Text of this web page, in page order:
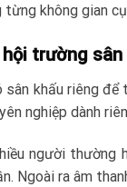
không gian
trường sân
khấu riêng để
nghiệp dành
người
Ngoài ra âm